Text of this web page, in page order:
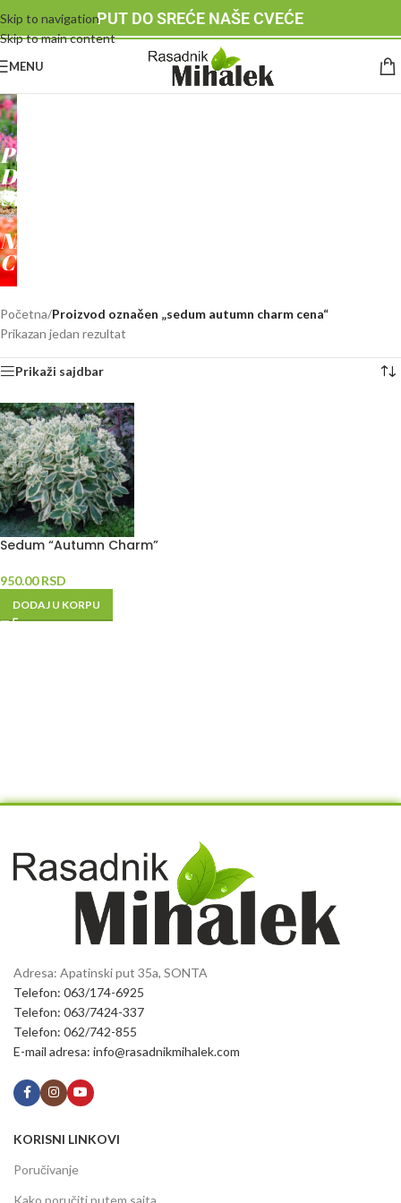
Skip to navigation
Skip to main content
PUT DO SREĆE NAŠE CVEĆE
MENU
RASADNIK
MIHALEK
PUT
DO
SREĆE
-
NAŠE
CVEĆE
Početna/Proizvod označen „sedum autumn charm cena“
Prikazan jedan rezultat
Prikaži sajdbar
Sedum “Autumn Charm”
950.00RSD
DODAJ U KORPU
Adresa: Apatinski put 35a, SONTA
Telefon: 063/174-6925
Telefon: 063/7424-337
Telefon: 062/742-855
E-mail adresa: info@rasadnikmihalek.com
KORISNI LINKOVI
Poručivanje
Kako poručiti putem sajta